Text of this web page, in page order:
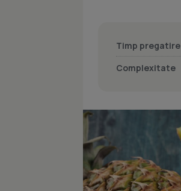
Timp pregatire
Complexitate